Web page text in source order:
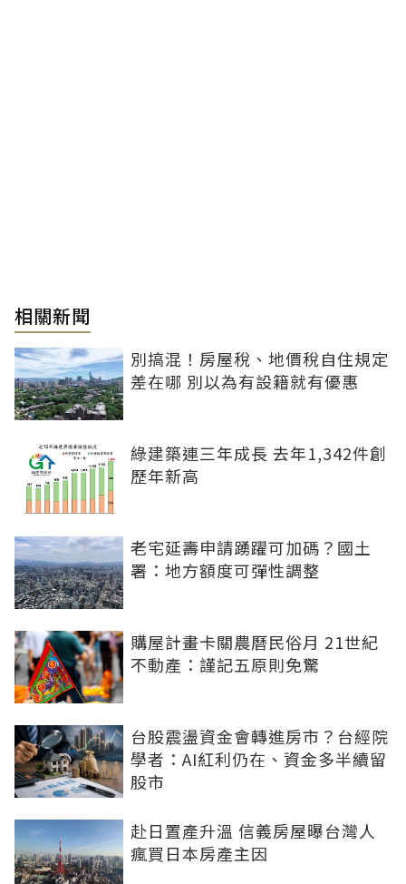
相關新聞
別搞混！房屋稅、地價稅自住規定
差在哪 別以為有設籍就有優惠
綠建築連三年成長 去年1,342件創
歷年新高
老宅延壽申請踴躍可加碼？國土
署：地方額度可彈性調整
購屋計畫卡關農曆民俗月 21世紀
不動產：謹記五原則免驚
台股震盪資金會轉進房市？台經院
學者：AI紅利仍在、資金多半續留
股市
赴日置產升溫 信義房屋曝台灣人
瘋買日本房產主因